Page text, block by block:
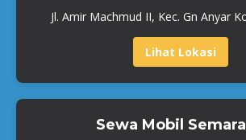
Jl. Amir Machmud II, Kec. Gn Anyar
Lihat Lokasi
Sewa Mobil